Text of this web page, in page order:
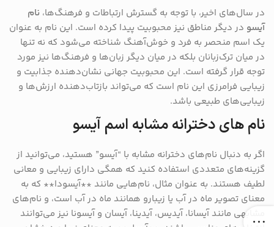
در سال‌های اخیر، با توجه به گسترش ارتباطات و فرهنگ‌ها، نام
آیسو در دیگر مناطق نیز محبوبیت پیدا کرده است. این نام به عنوان
یک اسم منحصر به فرد و خوش‌آهنگ شناخته می‌شود که نه تنها
در میان ترک‌زبانان بلکه در میان دیگر زبان‌ها و فرهنگ‌ها نیز مورد
توجه قرار گرفته است. این محبوبیت جهانی نشان‌دهنده جذابیت و
زیبایی فرامرزی این نام است که می‌تواند بازتاب‌دهنده ارزش‌ها و
زیبایی‌های طبیعی باشد.
نام های دخترانه مشابه اسم آیسو
اگر به دنبال نام‌های دخترانه مشابه با “آیسو” هستید، می‌توانید از
گزینه‌های متعددی استفاده کنید که همگی دارای زیبایی و معانی
لطیف هستند. به عنوان مثال، نام‌هایی مانند **آیسودا** که به
معنای تصویر ماه در آب یا زیبارو همانند ماه در آب است، و نام‌های
مشابهی مانند آیسانا، آیدیس، آیدینا، آیسان و آیسونا نیز می‌توانند